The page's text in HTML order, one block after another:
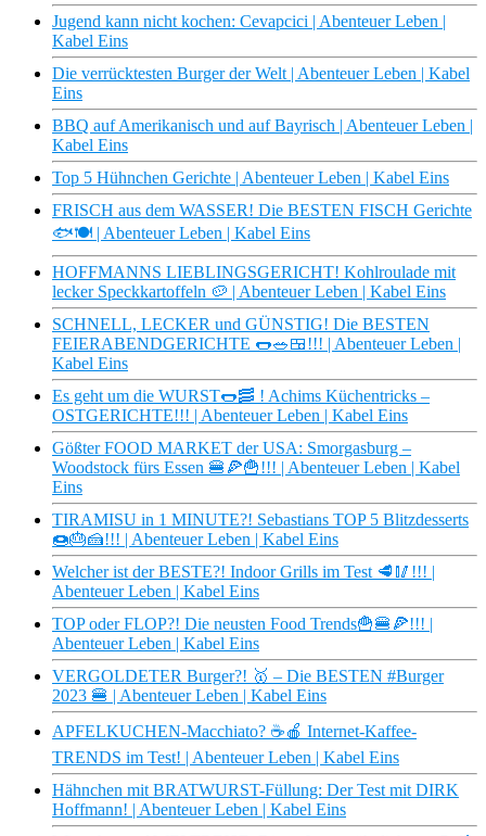
Jugend kann nicht kochen: Cevapcici | Abenteuer Leben |
Kabel Eins
Die verrücktesten Burger der Welt | Abenteuer Leben | Kabel
Eins
BBQ auf Amerikanisch und auf Bayrisch | Abenteuer Leben |
Kabel Eins
Top 5 Hühnchen Gerichte | Abenteuer Leben | Kabel Eins
FRISCH aus dem WASSER! Die BESTEN FISCH Gerichte
🐟🍽 | Abenteuer Leben | Kabel Eins
HOFFMANNS LIEBLINGSGERICHT! Kohlroulade mit
lecker Speckkartoffeln 🥔 | Abenteuer Leben | Kabel Eins
SCHNELL, LECKER und GÜNSTIG! Die BESTEN
FEIERABENDGERICHTE 🌭🥗🍱!!! | Abenteuer Leben |
Kabel Eins
Es geht um die WURST🌭🥓 ! Achims Küchentricks –
OSTGERICHTE!!! | Abenteuer Leben | Kabel Eins
Gößter FOOD MARKET der USA: Smorgasburg –
Woodstock fürs Essen 🍔🍕🍟!!! | Abenteuer Leben | Kabel
Eins
TIRAMISU in 1 MINUTE?! Sebastians TOP 5 Blitzdesserts
🍩🎂🍰!!! | Abenteuer Leben | Kabel Eins
Welcher ist der BESTE?! Indoor Grills im Test 🥩🥢!!! |
Abenteuer Leben | Kabel Eins
TOP oder FLOP?! Die neusten Food Trends🍟🍔🍕!!! |
Abenteuer Leben | Kabel Eins
VERGOLDETER Burger?! 🥇 – Die BESTEN #Burger
2023 🍔 | Abenteuer Leben | Kabel Eins
APFELKUCHEN-Macchiato? ☕🍎 Internet-Kaffee-
TRENDS im Test! | Abenteuer Leben | Kabel Eins
Hähnchen mit BRATWURST-Füllung: Der Test mit DIRK
Hoffmann! | Abenteuer Leben | Kabel Eins